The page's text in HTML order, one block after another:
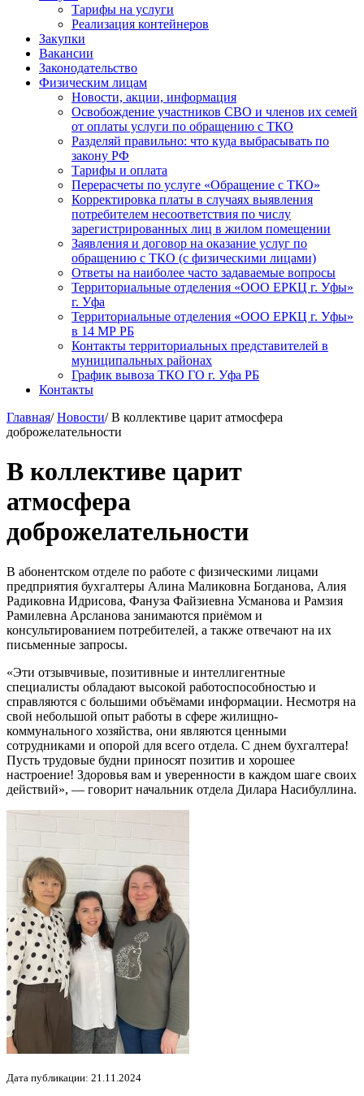
Тарифы на услуги
Реализация контейнеров
Закупки
Вакансии
Законодательство
Физическим лицам
Новости, акции, информация
Освобождение участников СВО и членов их семей
от оплаты услуги по обращению с ТКО
Разделяй правильно: что куда выбрасывать по
закону РФ
Тарифы и оплата
Перерасчеты по услуге «Обращение с ТКО»
Корректировка платы в случаях выявления
потребителем несоответствия по числу
зарегистрированных лиц в жилом помещении
Заявления и договор на оказание услуг по
обращению с ТКО (с физическими лицами)
Ответы на наиболее часто задаваемые вопросы
Территориальные отделения «ООО ЕРКЦ г. Уфы»
г. Уфа
Территориальные отделения «ООО ЕРКЦ г. Уфы»
в 14 МР РБ
Контакты территориальных представителей в
муниципальных районах
График вывоза ТКО ГО г. Уфа РБ
Контакты
Главная/ Новости/ В коллективе царит атмосфера
доброжелательности
В коллективе царит
атмосфера
доброжелательности
В абонентском отделе по работе с физическими лицами
предприятия бухгалтеры Алина Маликовна Богданова, Алия
Радиковна Идрисова, Фануза Файзиевна Усманова и Рамзия
Рамилевна Арсланова занимаются приёмом и
консультированием потребителей, а также отвечают на их
письменные запросы.
«Эти отзывчивые, позитивные и интеллигентные
специалисты обладают высокой работоспособностью и
справляются с большими объёмами информации. Несмотря на
свой небольшой опыт работы в сфере жилищно-
коммунального хозяйства, они являются ценными
сотрудниками и опорой для всего отдела. С днем бухгалтера!
Пусть трудовые будни приносят позитив и хорошее
настроение! Здоровья вам и уверенности в каждом шаге своих
действий», — говорит начальник отдела Дилара Насибуллина.
Дата публикации: 21.11.2024